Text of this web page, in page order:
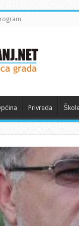
Privreda